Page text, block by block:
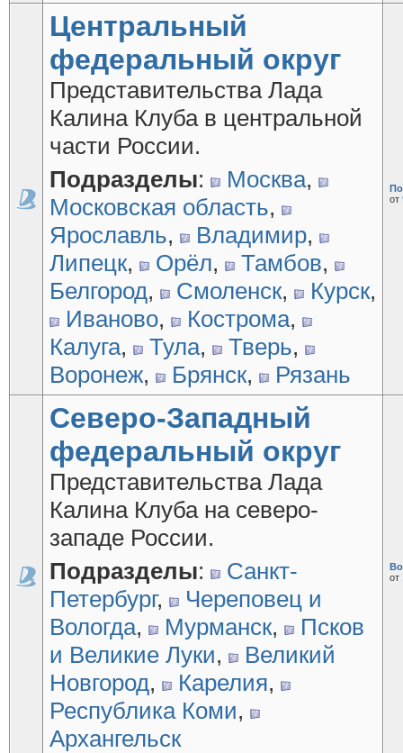
Центральный
федеральный округ
Представительства Лада
Калина Клуба в центральной
части России.
Подразделы: Москва,
Московская область,
Ярославль, Владимир,
Липецк, Орёл, Тамбов,
Белгород, Смоленск, Курск,
Иваново, Кострома,
Калуга, Тула, Тверь,
Воронеж, Брянск, Рязань
от
Северо-Западный
федеральный округ
Представительства Лада
Калина Клуба на северо-
западе России.
Подразделы:
Санкт-
Петербург,
Череповец и
Вологда, Мурманск,
Псков
и Великие Луки,
Великий
Новгород, Карелия,
Республика Коми,
Архангельск
от